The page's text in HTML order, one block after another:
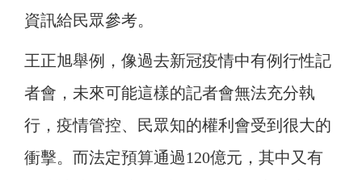
資訊給民眾參考。
王正旭舉例，像過去新冠疫情中有例行性記
者會，未來可能這樣的記者會無法充分執
行，疫情管控、民眾知的權利會受到很大的
衝擊。而法定預算通過120億元，其中又有